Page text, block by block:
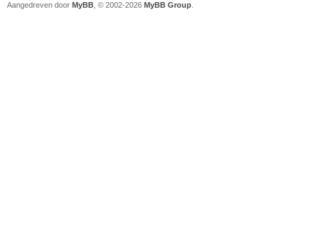
Aangedreven door MyBB , © 2002-2026 MyBB Group